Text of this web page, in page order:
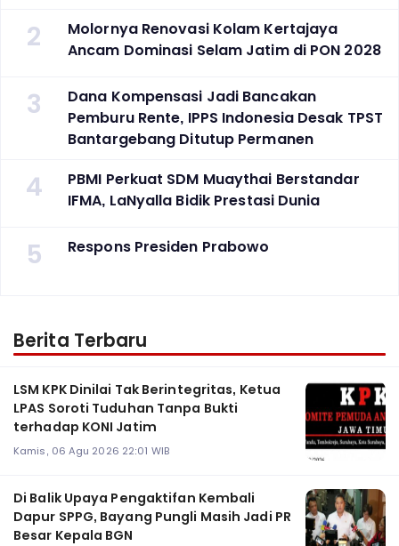
2
Molornya Renovasi Kolam Kertajaya
Ancam Dominasi Selam Jatim di PON 2028
3
Dana Kompensasi Jadi Bancakan
Pemburu Rente, IPPS Indonesia Desak TPST
Bantargebang Ditutup Permanen
4
PBMI Perkuat SDM Muaythai Berstandar
IFMA, LaNyalla Bidik Prestasi Dunia
5 Respons Presiden Prabowo
Berita Terbaru
LSM KPK Dinilai Tak Berintegritas, Ketua
LPAS Soroti Tuduhan Tanpa Bukti
terhadap KONI Jatim
Kamis, 06 Agu 2026 22:01 WIB
Di Balik Upaya Pengaktifan Kembali
Dapur SPPG, Bayang Pungli Masih Jadi PR
Besar Kepala BGN